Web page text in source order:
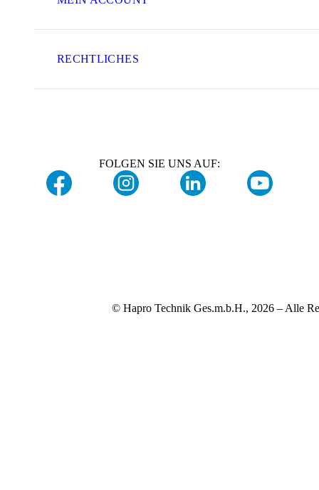
RECHTLICHES
FOLGEN SIE UNS AUF:
© Hapro Technik Ges.m.b.H., 2026 – Alle